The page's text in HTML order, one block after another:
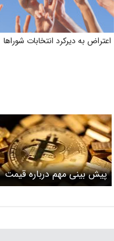
اعتراض به دیرکرد انتخابات شوراها
پیش بینی مهم درباره قیمت
بیت کوین+ جزئیات